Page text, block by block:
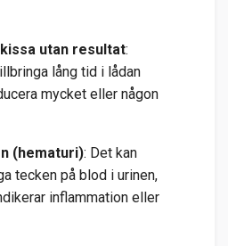
utan resultat:
lång tid i lådan
mycket eller någon
(hematuri): Det kan
tecken på blod i urinen,
inflammation eller